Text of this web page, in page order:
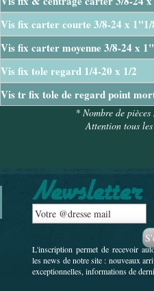
Vis fix carter courte 3/8-24 x
Vis fix carter moyenne 3/8-24 x
Vis fix tole regard 1/4-20 x 1/2
Vis tr fix tole de regard point
* Nombre de
Attention tous
L'inscription permet de recevoir
les news de notre site : nouveaux
exceptionnelles, informations de